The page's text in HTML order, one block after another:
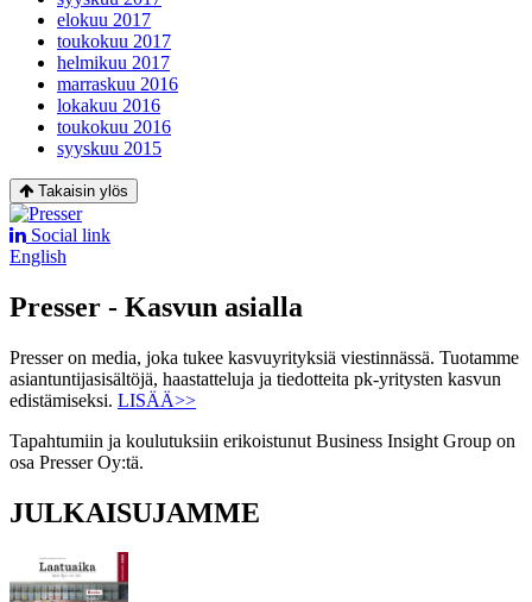
elokuu 2017
toukokuu 2017
helmikuu 2017
marraskuu 2016
lokakuu 2016
toukokuu 2016
syyskuu 2015
Takaisin ylös
Social link
English
Presser - Kasvun asialla
Presser on media, joka tukee kasvuyrityksiä viestinnässä. Tuotamme
asiantuntijasisältöjä, haastatteluja ja tiedotteita pk-yritysten kasvun
edistämiseksi. LISÄÄ>>
Tapahtumiin ja koulutuksiin erikoistunut Business Insight Group on
osa Presser Oy:tä.
JULKAISUJAMME